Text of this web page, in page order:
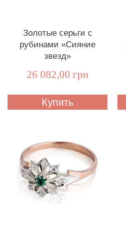
Золотые серьги с
рубинами «Сияние
звезд»
26 082,00 грн
Купить